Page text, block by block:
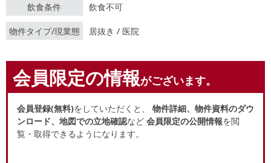
飲食条件 飲食不可
物件タイプ/現業態 居抜き / 医院
会員限定の情報がございます。
会員登録(無料)をしていただくと、 物件詳細、物件資料のダウ
ンロード、地図での立地確認など 会員限定の公開情報を閲
覧・取得できるようになります。